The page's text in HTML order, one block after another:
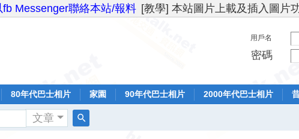
fb Messenger聯絡本站/報料 [教學] 本站圖片上載及插入圖片
用戶名
密碼
80年代巴士相片 家園 90年代巴士相片 2000年代巴士相片
文章